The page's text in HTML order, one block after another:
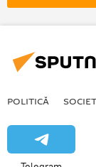
Situația din
POLITICĂ